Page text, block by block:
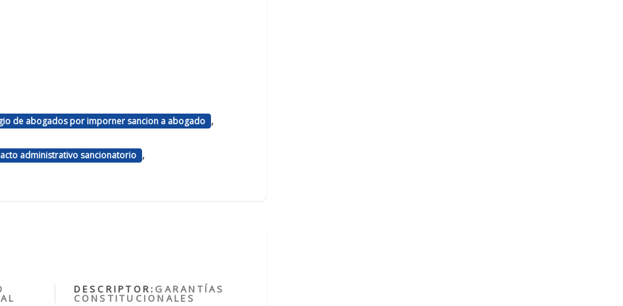
de abogados por imporner sancion a abogado ,
administrativo sancionatorio ,
DESCRIPTOR: GARANTÍAS
CONSTITUCIONALES